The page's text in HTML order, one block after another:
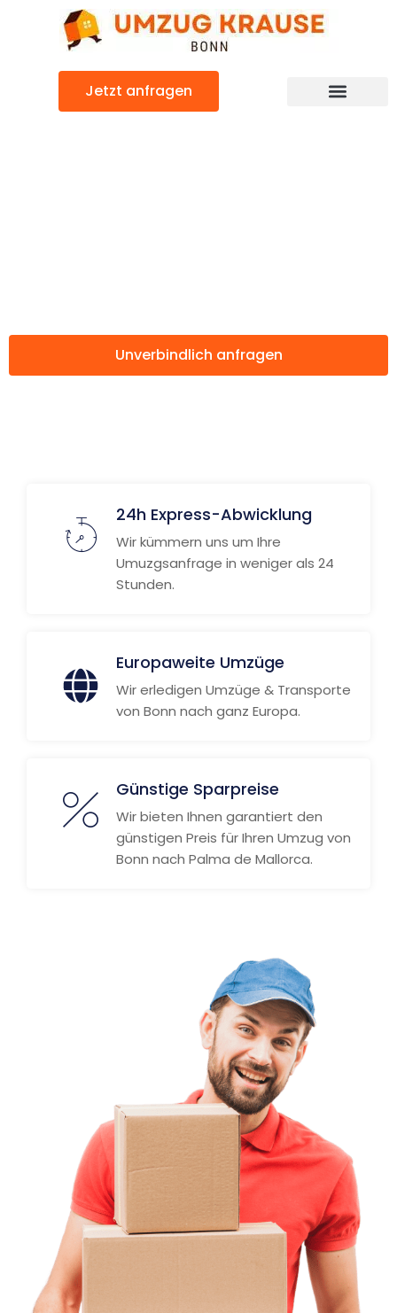
Jetzt anfragen
Unverbindlich anfragen
24h Express-Abwicklung
Wir kümmern uns um Ihre
Umuzgsanfrage in weniger als 24
Stunden.
Europaweite Umzüge
Wir erledigen Umzüge & Transporte
von Bonn nach ganz Europa.
Günstige Sparpreise
Wir bieten Ihnen garantiert den
günstigen Preis für Ihren Umzug von
Bonn nach Palma de Mallorca.